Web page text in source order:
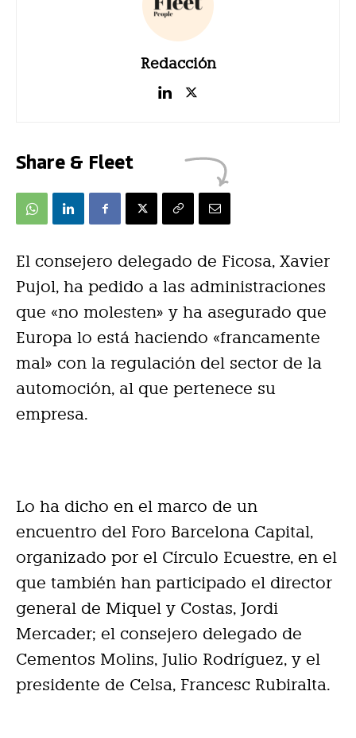
Redacción
Share & Fleet
El consejero delegado de Ficosa, Xavier
Pujol, ha pedido a las administraciones
que «no molesten» y ha asegurado que
Europa lo está haciendo «francamente
mal» con la regulación del sector de la
automoción, al que pertenece su
empresa.
Lo ha dicho en el marco de un
encuentro del Foro Barcelona Capital,
organizado por el Círculo Ecuestre, en el
que también han participado el director
general de Miquel y Costas, Jordi
Mercader; el consejero delegado de
Cementos Molins, Julio Rodríguez, y el
presidente de Celsa, Francesc Rubiralta.